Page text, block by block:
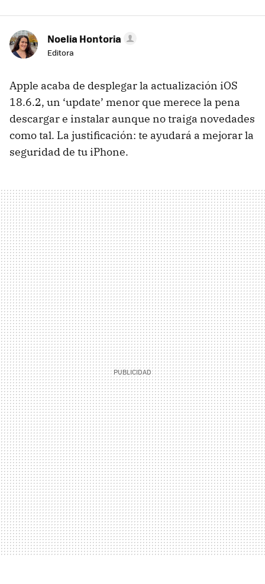
Noelia Hontoria
Editora
Apple acaba de desplegar la actualización iOS
18.6.2, un ‘update’ menor que merece la pena
descargar e instalar aunque no traiga novedades
como tal. La justificación: te ayudará a mejorar la
seguridad de tu iPhone.